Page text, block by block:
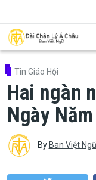
Tin Giáo Hội
Hai ngàn
Ngày
By Ban Việt